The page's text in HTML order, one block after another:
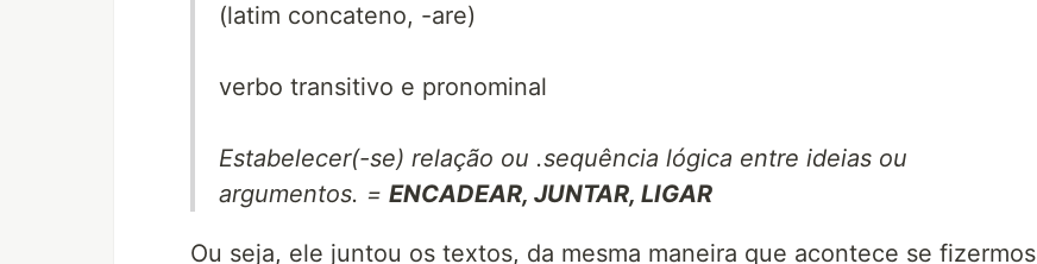
(latim concateno, -are)
verbo transitivo e pronominal
Estabelecer(-se) relação ou .sequência lógica entre ideias ou
argumentos. = ENCADEAR, JUNTAR, LIGAR
Ou seja, ele juntou os textos, da mesma maneira que acontece se fizermos